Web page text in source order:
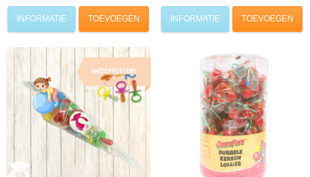
INFORMATIE TOEVOEGEN INFORMATIE TOEVOEGEN